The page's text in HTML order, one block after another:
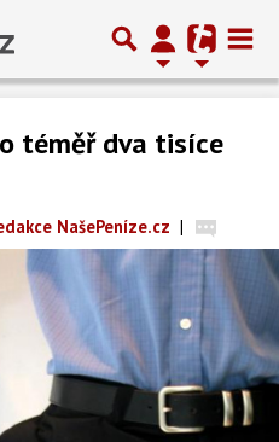
téměř dva tisíce
NašePeníze.cz |